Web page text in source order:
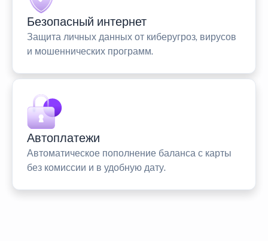
Безопасный интернет
Защита личных данных от киберугроз, вирусов
и мошеннических программ.
Автоплатежи
Автоматическое пополнение баланса с карты
без комиссии и в удобную дату.